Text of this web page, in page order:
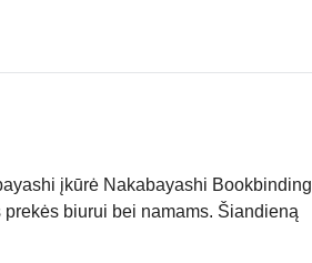
įkūrė Nakabayashi Bookbinding
biurui bei namams. Šiandieną